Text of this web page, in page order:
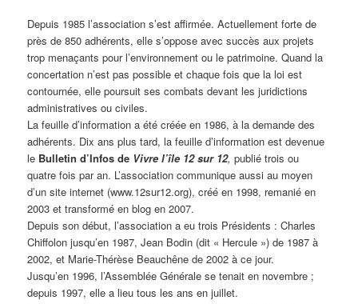
Depuis 1985 l’association s’est affirmée. Actuellement forte de
près de 850 adhérents, elle s’oppose avec succès aux projets
trop menaçants pour l’environnement ou le patrimoine. Quand la
concertation n’est pas possible et chaque fois que la loi est
contournée, elle poursuit ses combats devant les juridictions
administratives ou civiles.
La feuille d’information a été créée en 1986, à la demande des
adhérents. Dix ans plus tard, la feuille d’information est devenue
le Bulletin d’Infos de Vivre l’île 12 sur 12, publié trois ou
quatre fois par an. L’association communique aussi au moyen
d’un site internet (www.12sur12.org), créé en 1998, remanié en
2003 et transformé en blog en 2007.
Depuis son début, l’association a eu trois Présidents : Charles
Chiffolon jusqu’en 1987, Jean Bodin (dit « Hercule ») de 1987 à
2002, et Marie-Thérèse Beauchêne de 2002 à ce jour.
Jusqu’en 1996, l’Assemblée Générale se tenait en novembre ;
depuis 1997, elle a lieu tous les ans en juillet.